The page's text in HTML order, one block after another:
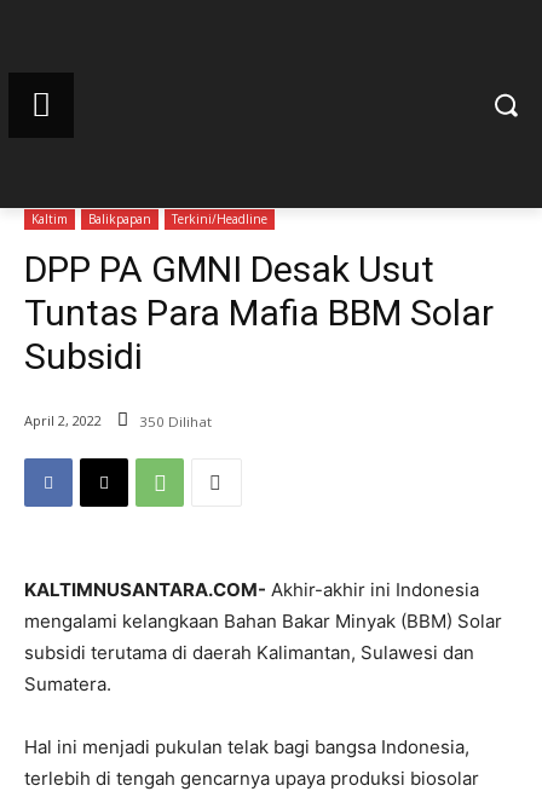
Kaltim Balikpapan Terkini/Headline
DPP PA GMNI Desak Usut
Tuntas Para Mafia BBM Solar
Subsidi
April 2, 2022 350 Dilihat
KALTIMNUSANTARA.COM- Akhir-akhir ini Indonesia
mengalami kelangkaan Bahan Bakar Minyak (BBM) Solar
subsidi terutama di daerah Kalimantan, Sulawesi dan
Sumatera.
Hal ini menjadi pukulan telak bagi bangsa Indonesia,
terlebih di tengah gencarnya upaya produksi biosolar